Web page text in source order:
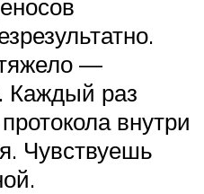
—
Каждый раз
внутри
Чувствуешь